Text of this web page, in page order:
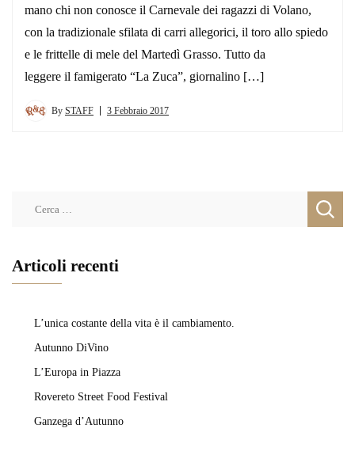
mano chi non conosce il Carnevale dei ragazzi di Volano,
con la tradizionale sfilata di carri allegorici, il toro allo spiedo
e le frittelle di mele del Martedì Grasso. Tutto da
leggere il famigerato “La Zuca”, giornalino […]
By STAFF 3 Febbraio 2017
Articoli recenti
L’unica costante della vita è il cambiamento.
Autunno DiVino
L’Europa in Piazza
Rovereto Street Food Festival
Ganzega d’Autunno